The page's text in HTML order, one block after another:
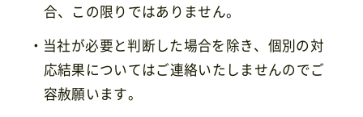
合、この限りではありません。
・当社が必要と判断した場合を除き、個別の対
応結果についてはご連絡いたしませんのでご
容赦願います。